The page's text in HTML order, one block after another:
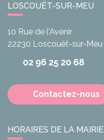
LOSCOUËT-SUR-MEU
10 Rue de l'Avenir
22230 Loscouët-sur-Meu
02 96 25 20 68
Contactez-nous
HORAIRES DE LA MAIRIE